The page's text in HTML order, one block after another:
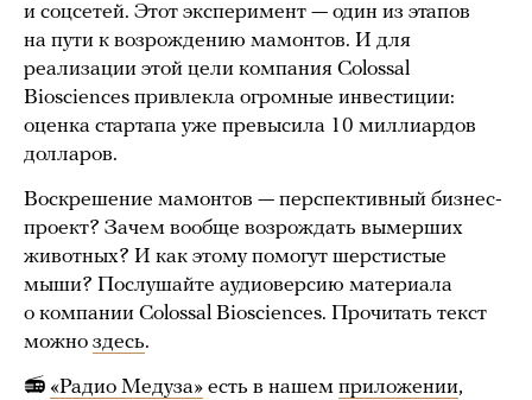
и соцсетей. Этот эксперимент — один из этапов
на пути к возрождению мамонтов. И для
реализации этой цели компания Colossal
Biosciences привлекла огромные инвестиции:
оценка стартапа уже превысила 10 миллиардов
долларов.
Воскрешение мамонтов — перспективный бизнес-
проект? Зачем вообще возрождать вымерших
животных? И как этому помогут шерстистые
мыши? Послушайте аудиоверсию материала
о компании Colossal Biosciences. Прочитать текст
можно здесь.
📻 «Радио Медуза» есть в нашем приложении,